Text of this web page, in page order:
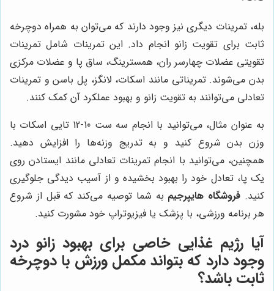
بله، تمرینات دیگری نیز وجود دارند که می‌توان به همراه دوچرخه
ثابت برای تقویت زانو انجام داد. این تمرینات شامل تمرینات
تقویتی عضلات چهارسر ران، همسترینگ، ساق پا و عضلات مرکزی
بدن می‌شوند. تمریناتی مانند اسکات، لانگز، پل باسن و تمرینات
تعادلی می‌توانند به تقویت زانو و بهبود عملکرد آن کمک کنند.
به عنوان مثال، می‌توانید با انجام سه ست 10-12 تایی اسکات با
وزن بدن شروع کنید و به تدریج وزنه‌ها را افزایش دهید.
همچنین، می‌توانید با انجام تمرینات تعادلی مانند ایستادن روی
یک پا، تعادل خود را بهبود بخشیده و از آسیب دیدگی جلوگیری
کنید. فروشگاه هایپرجیم به شما توصیه می‌کند که قبل از شروع
هر برنامه ورزشی، با پزشک یا فیزیوتراپ خود مشورت کنید.
آیا رژیم غذایی خاصی برای بهبود زانو درد
وجود دارد که بتواند مکمل ورزش با دوچرخه
ثابت باشد؟